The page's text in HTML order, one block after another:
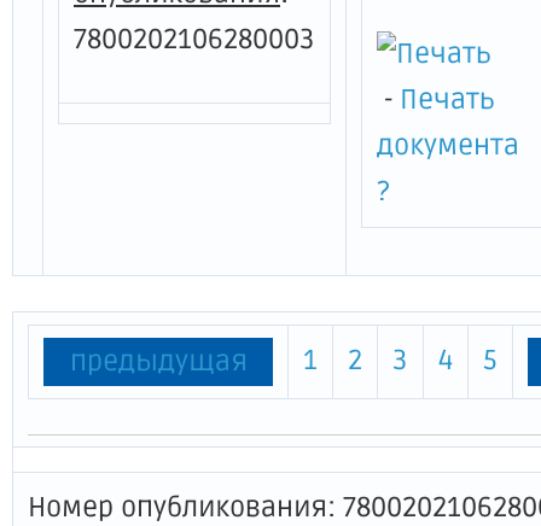
7800202106280003
- Печать
документа
?
предыдущая 1 2 3 4 5
Номер опубликования: